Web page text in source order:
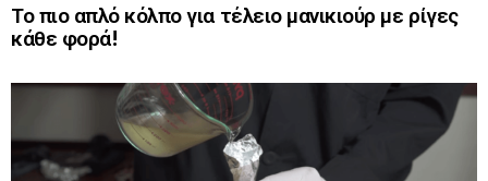
Το πιο απλό κόλπο για τέλειο μανικιούρ με ρίγες
κάθε φορά!